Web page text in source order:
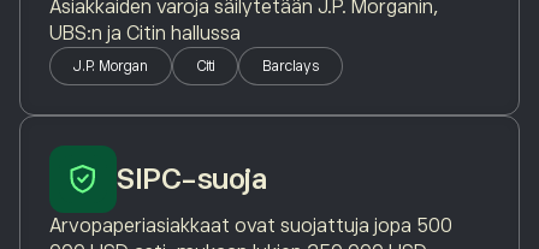
Asiakkaiden varoja säilytetään J.P. Morganin,
UBS:n ja Citin hallussa
J.P. Morgan Citi Barclays
SIPC-suoja
Arvopaperiasiakkaat ovat suojattuja jopa 500